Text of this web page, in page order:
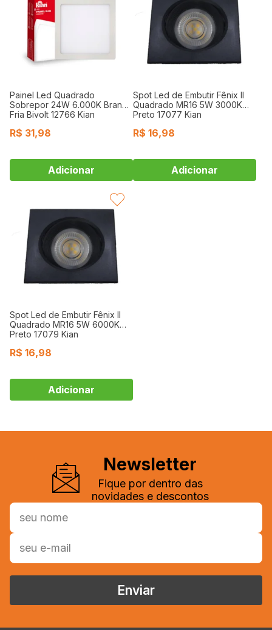
Painel Led Quadrado
Sobrepor 24W 6.000K Branca
Fria Bivolt 12766 Kian
R$ 31,98
Spot Led de Embutir Fênix II
Quadrado MR16 5W 3000K
Preto 17077 Kian
R$ 16,98
Spot Led de Embutir Fênix II
Quadrado MR16 5W 6000K
Preto 17079 Kian
R$ 16,98
FAVORITAR
Newsletter
Fique por dentro das
novidades e descontos
Enviar